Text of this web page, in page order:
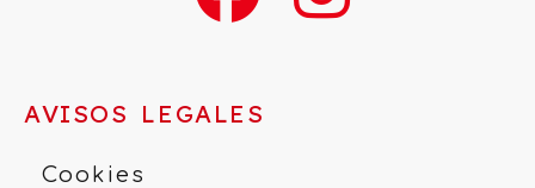
AVISOS LEGALES
Cookies